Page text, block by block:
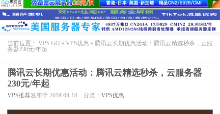
当前位置： VPS GO » VPS优惠 » 腾讯云长期优惠活动：腾讯云精选秒杀，云服
务器230元/年起
腾讯云长期优惠活动：腾讯云精选秒杀，云服务器
230元/年起
VPS推荐发布于 2019-04-18 分类： VPS优惠